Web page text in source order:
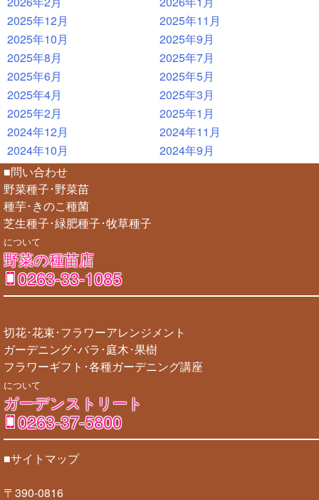
2025年12月
2025年11月
2025年10月
2025年9月
2025年8月
2025年7月
2025年6月
2025年5月
2025年4月
2025年3月
2025年2月
2025年1月
2024年12月
2024年11月
2024年10月
2024年9月
■問い合わせ
野菜種子･野菜苗
種芋･きのこ種菌
芝生種子･緑肥種子･牧草種子
について
野菜の種苗店
0263-33-1085
切花･花束･フラワーアレンジメント
ガーデニング･バラ･庭木･果樹
フラワーギフト･各種ガーデニング講座
について
ガーデンストリート
0263-37-5800
■サイトマップ
〒390-0816